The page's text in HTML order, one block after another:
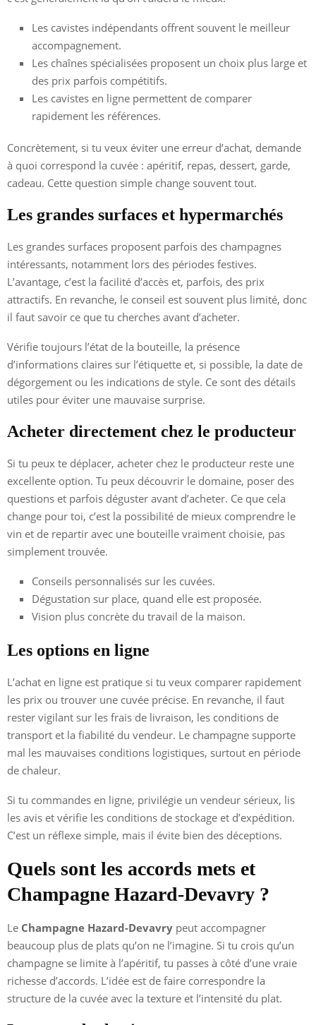
Les cavistes indépendants offrent souvent le meilleur
accompagnement.
Les chaînes spécialisées proposent un choix plus large et
des prix parfois compétitifs.
Les cavistes en ligne permettent de comparer
rapidement les références.
Concrètement, si tu veux éviter une erreur d’achat, demande
à quoi correspond la cuvée : apéritif, repas, dessert, garde,
cadeau. Cette question simple change souvent tout.
Les grandes surfaces et hypermarchés
Les grandes surfaces proposent parfois des champagnes
intéressants, notamment lors des périodes festives.
L’avantage, c’est la facilité d’accès et, parfois, des prix
attractifs. En revanche, le conseil est souvent plus limité, donc
il faut savoir ce que tu cherches avant d’acheter.
Vérifie toujours l’état de la bouteille, la présence
d’informations claires sur l’étiquette et, si possible, la date de
dégorgement ou les indications de style. Ce sont des détails
utiles pour éviter une mauvaise surprise.
Acheter directement chez le producteur
Si tu peux te déplacer, acheter chez le producteur reste une
excellente option. Tu peux découvrir le domaine, poser des
questions et parfois déguster avant d’acheter. Ce que cela
change pour toi, c’est la possibilité de mieux comprendre le
vin et de repartir avec une bouteille vraiment choisie, pas
simplement trouvée.
Conseils personnalisés sur les cuvées.
Dégustation sur place, quand elle est proposée.
Vision plus concrète du travail de la maison.
Les options en ligne
L’achat en ligne est pratique si tu veux comparer rapidement
les prix ou trouver une cuvée précise. En revanche, il faut
rester vigilant sur les frais de livraison, les conditions de
transport et la fiabilité du vendeur. Le champagne supporte
mal les mauvaises conditions logistiques, surtout en période
de chaleur.
Si tu commandes en ligne, privilégie un vendeur sérieux, lis
les avis et vérifie les conditions de stockage et d’expédition.
C’est un réflexe simple, mais il évite bien des déceptions.
Quels sont les accords mets et
Champagne Hazard-Devavry ?
Le Champagne Hazard-Devavry peut accompagner
beaucoup plus de plats qu’on ne l’imagine. Si tu crois qu’un
champagne se limite à l’apéritif, tu passes à côté d’une vraie
richesse d’accords. L’idée est de faire correspondre la
structure de la cuvée avec la texture et l’intensité du plat.